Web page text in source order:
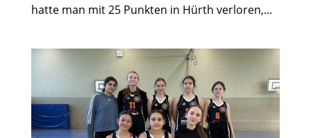
hatte man mit 25 Punkten in Hürth verloren,...